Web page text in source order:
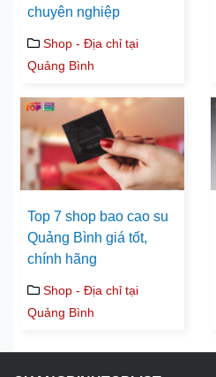
chuyên nghiệp
Shop - Địa chỉ tại
Quảng Bình
Top 7 shop bao cao su
Quảng Bình giá tốt,
chính hãng
Shop - Địa chỉ tại
Quảng Bình